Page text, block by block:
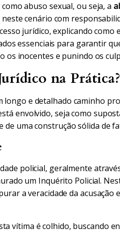
abuso sexual, ou seja, a
cenário com
jurídico, explicando como
essenciais para garantir
os inocentes e punindo os
na Prática?
e detalhado caminho
envolvido, seja como
de uma construção sólida de
policial, geralmente
um Inquérito Policial.
a veracidade da acusação
vítima é colhido, buscando